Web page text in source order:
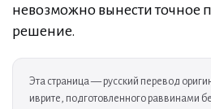
невозможно вынести точное
решение.
Эта страница — русский перевод
иврите, подготовленного раввинами